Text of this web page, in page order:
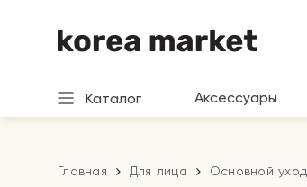
Каталог Аксессуары
Главная Для лица Основной уход